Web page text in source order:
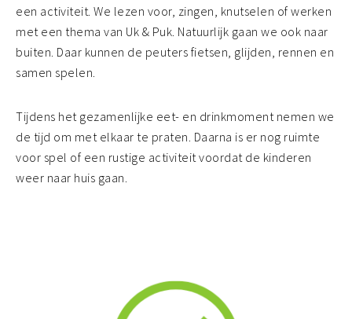
een activiteit. We lezen voor, zingen, knutselen of werken
met een thema van Uk & Puk. Natuurlijk gaan we ook naar
buiten. Daar kunnen de peuters fietsen, glijden, rennen en
samen spelen.
Tijdens het gezamenlijke eet- en drinkmoment nemen we
de tijd om met elkaar te praten. Daarna is er nog ruimte
voor spel of een rustige activiteit voordat de kinderen
weer naar huis gaan.